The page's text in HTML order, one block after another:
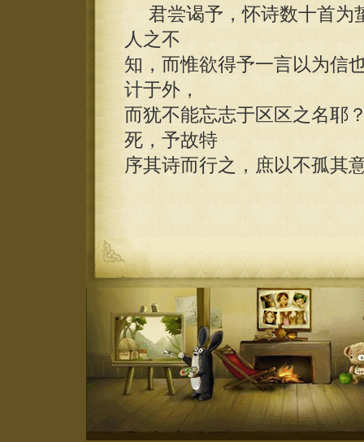
君尝谒予，怀诗数十首为
人之不
知，而惟欲得予一言以为信
计于外，
而犹不能忘志于区区之名耶
死，予故特
序其诗而行之，庶以不孤其